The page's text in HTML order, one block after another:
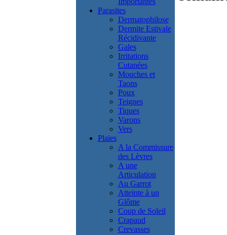
Parasites
Dermatophilose
Dermite Estivale
Récidivante
Gales
Irritations
Cutanées
Mouches et
Taons
Poux
Teignes
Tiques
Varons
Vers
Plaies
A la Commissure
des Lèvres
A une
Articulation
Au Garrot
Atteinte à un
Glôme
Coup de Soleil
Crapaud
Crevasses